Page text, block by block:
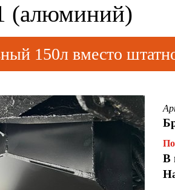
(алюминий)
150л вместо
В